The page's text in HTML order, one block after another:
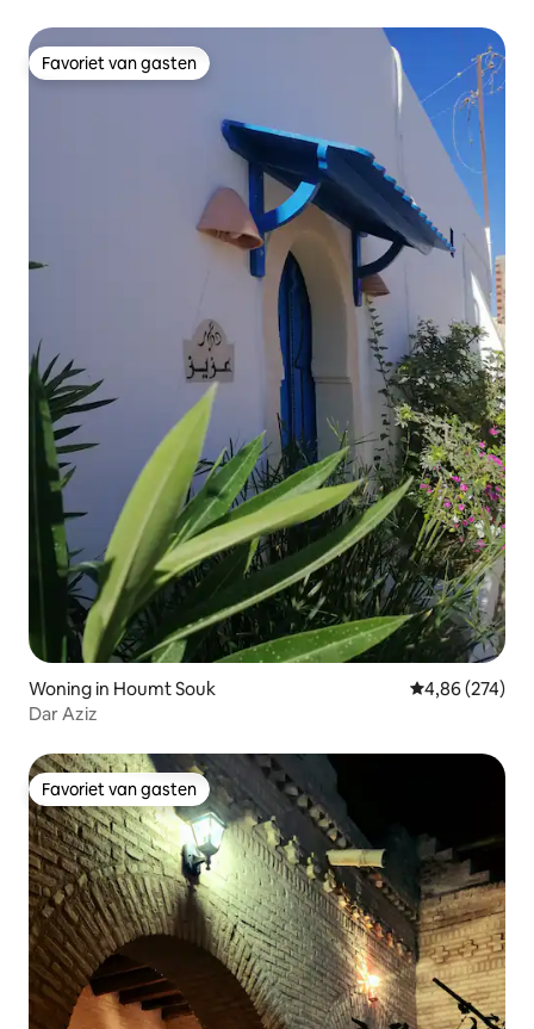
Favoriet van gasten
Favoriet van gasten
Woning in Houmt Souk Gemiddelde
4,86 (274)
Dar Aziz
Favoriet van gasten
Favoriet van gasten